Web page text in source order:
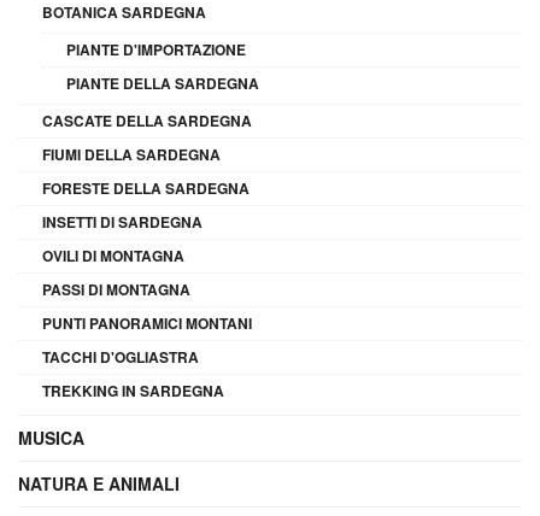
BOTANICA SARDEGNA
PIANTE D'IMPORTAZIONE
PIANTE DELLA SARDEGNA
CASCATE DELLA SARDEGNA
FIUMI DELLA SARDEGNA
FORESTE DELLA SARDEGNA
INSETTI DI SARDEGNA
OVILI DI MONTAGNA
PASSI DI MONTAGNA
PUNTI PANORAMICI MONTANI
TACCHI D'OGLIASTRA
TREKKING IN SARDEGNA
MUSICA
NATURA E ANIMALI